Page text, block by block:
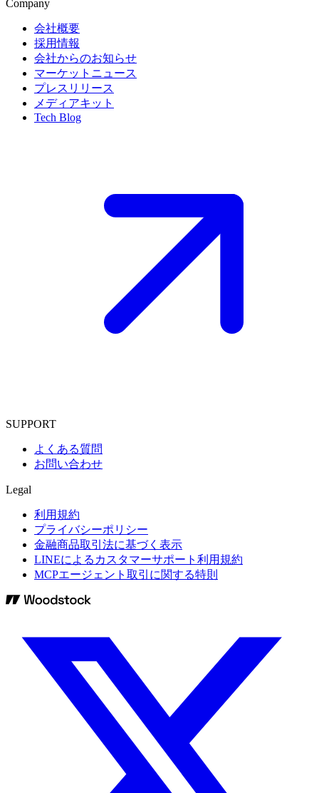
Company
会社概要
採用情報
会社からのお知らせ
マーケットニュース
プレスリリース
メディアキット
Tech Blog
SUPPORT
よくある質問
お問い合わせ
Legal
利用規約
プライバシーポリシー
金融商品取引法に基づく表示
LINEによるカスタマーサポート利用規約
MCPエージェント取引に関する特則